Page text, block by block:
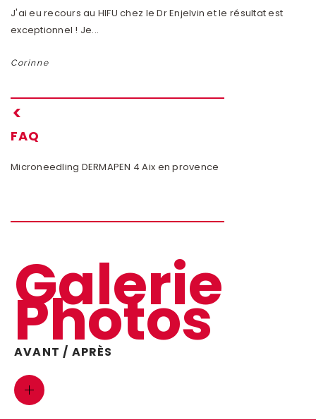
J'ai eu recours au HIFU chez le Dr Enjelvin et le résultat est
exceptionnel ! Je...
Corinne
FAQ
Microneedling DERMAPEN 4 Aix en provence
Galerie
Photos
AVANT / APRÈS